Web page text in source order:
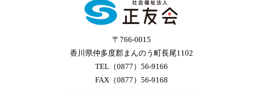
〒766-0015
香川県仲多度郡まんのう町長尾1102
TEL（0877）56-9166
FAX（0877）56-9168